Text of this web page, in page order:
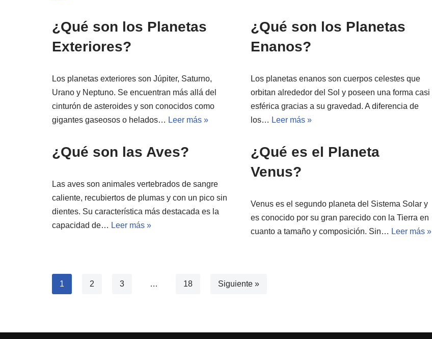
¿Qué son los Planetas
Exteriores?
Los planetas exteriores son Júpiter, Saturno,
Urano y Neptuno. Se encuentran más allá del
cinturón de asteroides y son conocidos como
gigantes gaseosos o helados… Leer más »
¿Qué son los Planetas
Enanos?
Los planetas enanos son cuerpos celestes que
orbitan alrededor del Sol y poseen una forma casi
esférica gracias a su gravedad. A diferencia de
los… Leer más »
¿Qué son las Aves?
Las aves son animales vertebrados de sangre
caliente, recubiertos de plumas y con un pico sin
dientes. Su característica más destacada es la
capacidad de… Leer más »
¿Qué es el Planeta
Venus?
Venus es el segundo planeta del Sistema Solar y
es conocido por su gran parecido con la Tierra en
cuanto a tamaño y composición. Sin… Leer más »
1 2 3 … 18 Siguiente »